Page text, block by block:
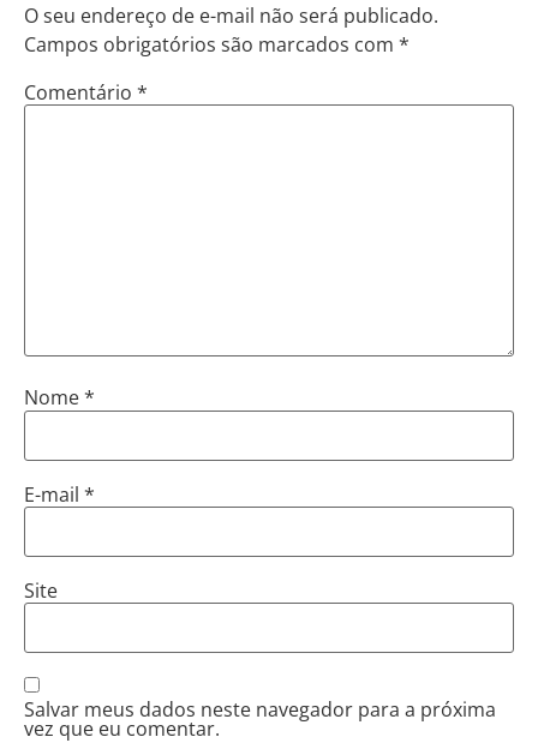
O seu endereço de e-mail não será publicado.
Campos obrigatórios são marcados com *
Comentário *
Nome*
E-mail *
Site
Salvar meus dados neste navegador para a próxima
vez que eu comentar.